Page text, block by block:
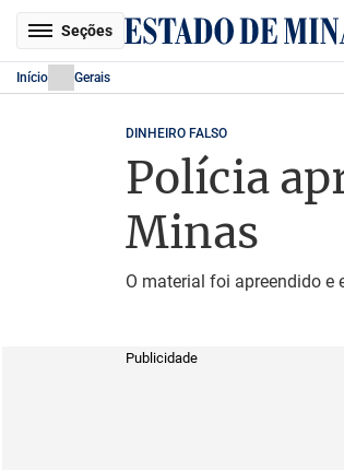
Seções
Início Gerais
DINHEIRO FALSO
Polícia
Minas
O material foi apreendido e
Publicidade